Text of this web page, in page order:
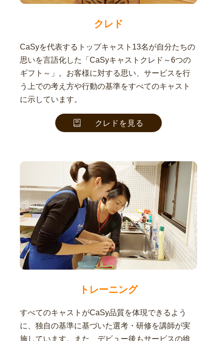
クレド
CaSyを代表するトップキャスト13名が自分たちの
思いを言語化した「CaSyキャストクレド～6つの
ギフト～」。お客様に対する思い、サービスを行
う上での考え方や行動の基準をすべてのキャスト
に示しています。
クレドを見る
トレーニング
すべてのキャストがCaSy品質を体現できるよう
に、独自の基準に基づいた選考・研修を講師が実
施しています。また、デビュー後もサービスの維